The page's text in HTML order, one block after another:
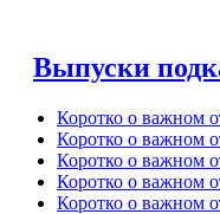
Выпуски
Коротко о важном
Коротко о важном
Коротко о важном
Коротко о важном
Коротко о важном